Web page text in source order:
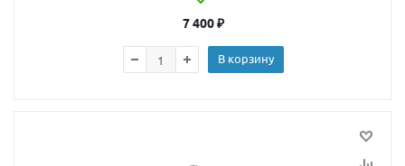
7 400₽
В корзину